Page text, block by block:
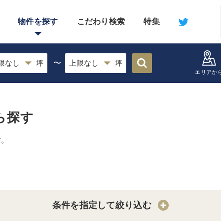
物件を探す こだわり検索 特集
エリアか
〜
探す
条件を指定して絞り込む